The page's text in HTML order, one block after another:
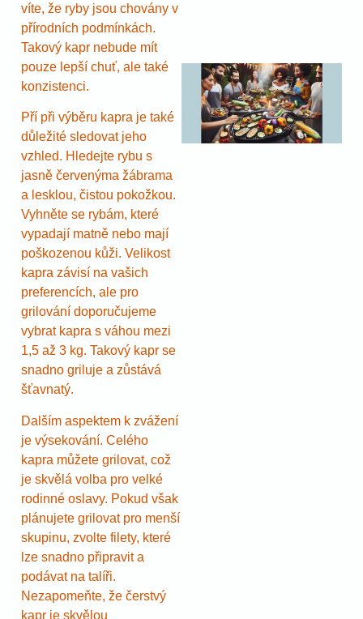
víte, že ryby jsou chovány v
přírodních podmínkách.
Takový kapr nebude mít
pouze lepší chuť, ale také
konzistenci.
Pří při výběru kapra je také
důležité sledovat jeho
vzhled. Hledejte rybu s
jasně červenýma žábrama
a lesklou, čistou pokožkou.
Vyhněte se rybám, které
vypadají matně nebo mají
poškozenou kůži. Velikost
kapra závisí na vašich
preferencích, ale pro
grilování doporučujeme
vybrat kapra s váhou mezi
1,5 až 3 kg. Takový kapr se
snadno griluje a zůstává
šťavnatý.
Dalším aspektem k zvážení
je výsekování. Celého
kapra můžete grilovat, což
je skvělá volba pro velké
rodinné oslavy. Pokud však
plánujete grilovat pro menší
skupinu, zvolte filety, které
lze snadno připravit a
podávat na talíři.
Nezapomeňte, že čerstvý
kapr je skvělou